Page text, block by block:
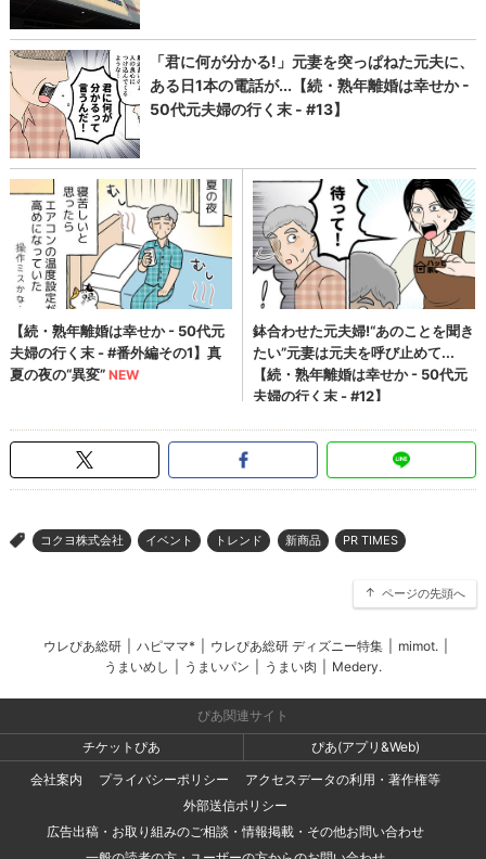
> コクヨ株式会社 イベント トレンド 新商品 PR TIMES
ページの先頭へ
ウレぴあ総研 ハピママ* ウレぴあ総研 ディズニー特集 mimot.
うまいめし
うまいパン うまい肉 Medery.
ぴあ関連サイト
チケットぴあ
ぴあ(アプリ&Web)
会社案内
プライバシーポリシー
アクセスデータの利用・著作権等
外部送信ポリシー
広告出稿・お取り組みのご相談・情報掲載・その他お問い合わせ